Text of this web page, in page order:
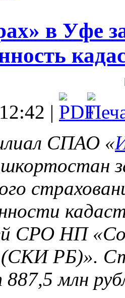
в Уфе
|
СПАО «
СРО НП
РБ)».
887,5 млн